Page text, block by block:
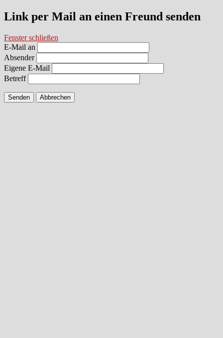
Link per Mail an einen Freund senden
Fenster schließen
E-Mail an
Absender
Eigene E-Mail
Betreff
Senden Abbrechen